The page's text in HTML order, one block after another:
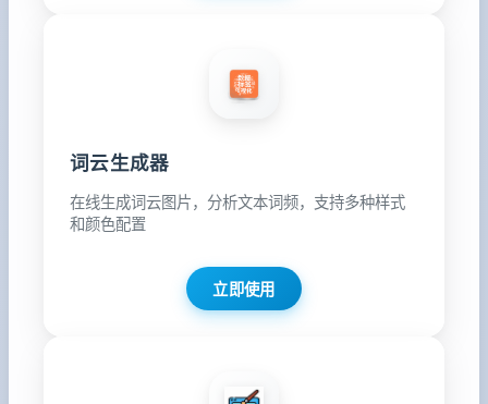
词云生成器
在线生成词云图片，分析文本词频，支持多种样式
和颜色配置
立即使用